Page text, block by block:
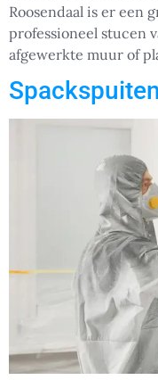
Roosendaal is er een
professioneel stucen
afgewerkte muur of